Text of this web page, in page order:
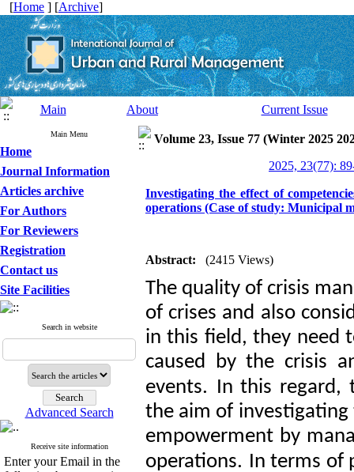
[Home ] [Archive]
Main About Current Issue
Main Menu
Home
Journal Information
Articles archive
For Authors
For Reviewers
Registration
Contact us
Site Facilities
Search in website
Advanced Search
Receive site information
Enter your Email in the
Volume 23, Issue 77 (Winter 2025
2025, 23(77):
Investigating the effect of
operations (Case of study: Municipal
Abstract: (2415 Views)
The quality of crisis
of crises and also
in this field, they need
caused by the crisis
events. In this regard,
the aim of investigating
empowerment by
operations. In terms of